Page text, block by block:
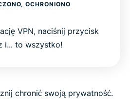
OCHRONIONO
VPN, naciśnij przycisk
i... to wszystko!
chronić swoją prywatność.